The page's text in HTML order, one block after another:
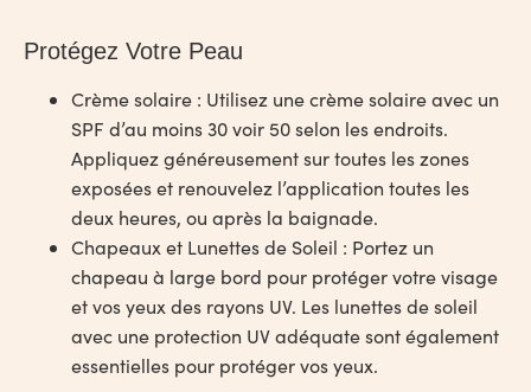
Protégez Votre Peau
Crème solaire : Utilisez une crème solaire avec un
SPF d’au moins 30 voir 50 selon les endroits.
Appliquez généreusement sur toutes les zones
exposées et renouvelez l’application toutes les
deux heures, ou après la baignade.
Chapeaux et Lunettes de Soleil : Portez un
chapeau à large bord pour protéger votre visage
et vos yeux des rayons UV. Les lunettes de soleil
avec une protection UV adéquate sont également
essentielles pour protéger vos yeux.